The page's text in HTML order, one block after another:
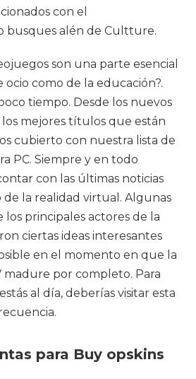
con el
busques alén de Cultture.
son una parte esencial
como de la educación?.
tiempo. Desde los nuevos
los mejores títulos que están
cubierto con nuestra lista de
PC. Siempre y en todo
con las últimas noticias
la realidad virtual. Algunas
los principales actores de la
ciertas ideas interesantes
en el momento en que la
madure por completo. Para
al día, deberías visitar esta
para Buy opskins